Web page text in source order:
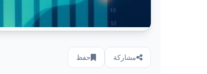
مشاركة حفظ